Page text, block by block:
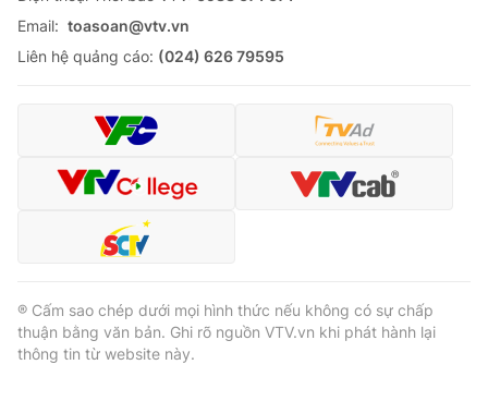
Email: toasoan@vtv.vn
Liên hệ quảng cáo: (024) 626 79595
® Cấm sao chép dưới mọi hình thức nếu không có sự chấp
thuận bằng văn bản. Ghi rõ nguồn VTV.vn khi phát hành lại
thông tin từ website này.